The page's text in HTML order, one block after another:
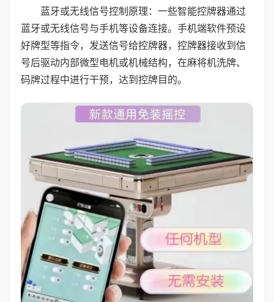
蓝牙或无线信号控制原理：一些智能控牌器通过
蓝牙或无线信号与手机等设备连接。手机端软件预设
好牌型等指令，发送信号给控牌器，控牌器接收到信
号后驱动内部微型电机或机械结构，在麻将机洗牌、
码牌过程中进行干预，达到控牌目的。